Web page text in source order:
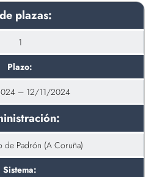
plazas:
1
Plazo:
– 12/11/2024
de Padrón (A Coruña)
Sistema: